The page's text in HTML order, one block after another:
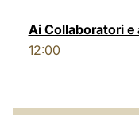
Ai Collaboratori e
12:00